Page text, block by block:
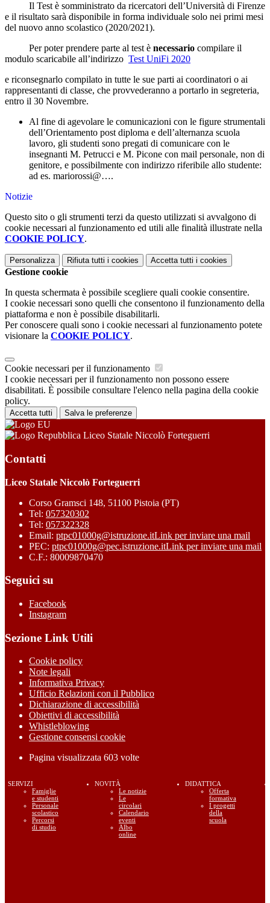
Il Test è somministrato da ricercatori dell’Università di Firenze
e il risultato sarà disponibile in forma individuale solo nei primi mesi
del nuovo anno scolastico (2020/2021).
Per poter prendere parte al test è necessario compilare il
modulo scaricabile all’indirizzo Test UniFi 2020
e riconsegnarlo compilato in tutte le sue parti ai coordinatori o ai
rappresentanti di classe, che provvederanno a portarlo in segreteria,
entro il 30 Novembre.
Al fine di agevolare le comunicazioni con le figure strumentali
dell’Orientamento post diploma e dell’alternanza scuola
lavoro, gli studenti sono pregati di comunicare con le
insegnanti M. Petrucci e M. Picone con mail personale, non di
genitore, e possibilmente con indirizzo riferibile allo studente:
ad es. mariorossi@….
Notizie
Questo sito o gli strumenti terzi da questo utilizzati si avvalgono di
cookie necessari al funzionamento ed utili alle finalità illustrate nella
COOKIE POLICY.
Personalizza Rifiuta tutti i cookies Accetta tutti i cookies
Gestione cookie
In questa schermata è possibile scegliere quali cookie consentire.
I cookie necessari sono quelli che consentono il funzionamento della
piattaforma e non è possibile disabilitarli.
Per conoscere quali sono i cookie necessari al funzionamento potete
visionare la COOKIE POLICY.
Cookie necessari per il funzionamento
I cookie necessari per il funzionamento non possono essere
disabilitati. È possibile consultare l'elenco nella pagina della cookie
policy.
Accetta tutti Salva le preferenze
Liceo Statale Niccolò Forteguerri
Contatti
Liceo Statale Niccolò Forteguerri
Corso Gramsci 148, 51100 Pistoia (PT)
Tel: 057320302
Tel: 057322328
Email: ptpc01000g@istruzione.itLink per inviare una mail
PEC: ptpc01000g@pec.istruzione.itLink per inviare una mail
C.F.: 80009870470
Seguici su
Facebook
Instagram
Sezione Link Utili
Cookie policy
Note legali
Informativa Privacy
Ufficio Relazioni con il Pubblico
Dichiarazione di accessibilità
Obiettivi di accessibilità
Whistleblowing
Gestione consensi cookie
Pagina visualizzata 603 volte
SERVIZI
Famiglie
e studenti
Personale
scolastico
Percorsi
di studio
NOVITÀ
Le notizie
Le
circolari
Calendario
eventi
Albo
online
DIDATTICA
Offerta
formativa
I progetti
della
scuola